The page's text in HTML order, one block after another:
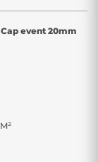
event 20mm